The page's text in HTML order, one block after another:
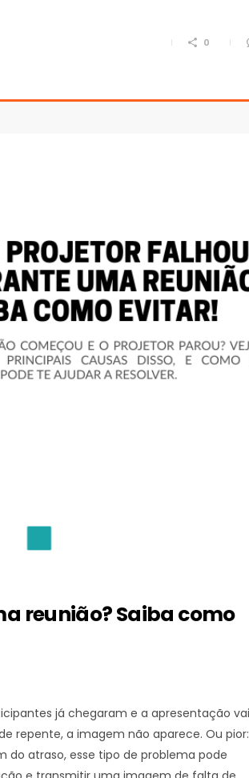
0
reunião? Saiba como
já chegaram e a apresentação vai
repente, a imagem não aparece. Ou
do atraso, esse tipo de problema pode